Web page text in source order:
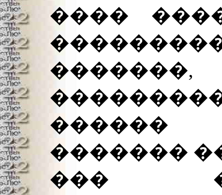
����
������
�������
���